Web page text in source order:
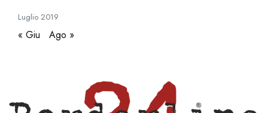
Luglio 2019
« Giu Ago »